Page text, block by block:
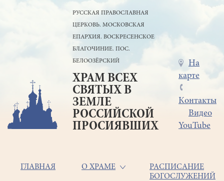
РУССКАЯ ПРАВОСЛАВНАЯ
ЦЕРКОВЬ. МОСКОВСКАЯ
ЕПАРХИЯ. ВОСКРЕСЕНСКОЕ
БЛАГОЧИНИЕ. ПОС.
БЕЛООЗЁРСКИЙ
ХРАМ ВСЕХ
СВЯТЫХ В
ЗЕМЛЕ
РОССИЙСКОЙ
ПРОСИЯВШИХ
Меню
в
шапке
На
карте
Контакты
Видео
YouTube
Основная
ГЛАВНАЯ О ХРАМЕ
РАСПИСАНИЕ
БОГОСЛУЖЕНИЙ